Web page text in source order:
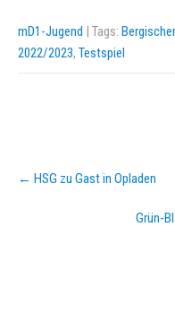
mD1-Jugend | Tags:
2022/2023, Testspiel
Post
navigation
← HSG zu Gast in Opladen
Grün-